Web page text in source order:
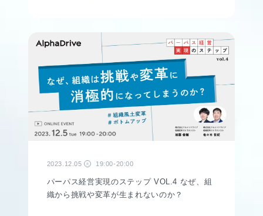
2023.12.05 火 19:00-20:00
パーパス経営実現のステップ VOL.4 なぜ、組
織から挑戦や変革が生まれないのか？